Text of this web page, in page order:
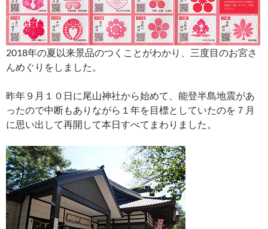
2018年の夏以来景品のつくことがわかり、三度目のお宮さ
んめぐりをしました。
昨年９月１０日に尾山神社から始めて、能登半島地震があ
ったので中断もありながら１年を目標としていたのを７月
に思い出して再開して本日すべてまわりました。